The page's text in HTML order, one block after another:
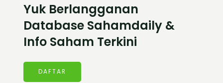
Yuk Berlangganan
Database Sahamdaily &
Info Saham Terkini
DAFTAR